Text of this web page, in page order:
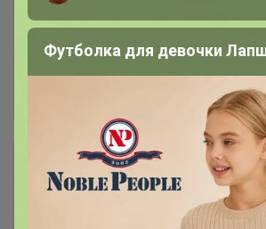
Сбор заказов в данной
завершен.
К сожалению организатор
Футболка для девочки